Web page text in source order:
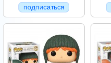
подписаться